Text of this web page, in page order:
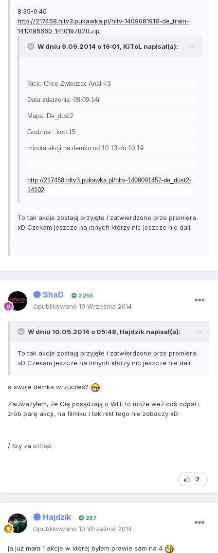
8:35-9:40
http://217458.hltv3.pukawka.pl/hltv-1409081918-de_train-
1410196680-1410197820.zip
W dniu 9.09.2014 o 16:01, KiToL napisał(a):
Nick: Chce Zwiedzac Anal <3
Data zdarzenia: 09.09.14r
Mapa: De_dust2
Godzina : koo 15
minuta akcji na demku od 10:13 do 10:19
http://217458.hltv3.pukawka.pl/hltv-1409091452-de_dust2-
14102
To tak akcje zostają przyjęte i zatwierdzone prze premiera
xD Czekam jeszcze na innych którzy nic jeszcze nie dali
ShaD 2 255
Opublikowano 10 Września 2014
W dniu 10.09.2014 o 05:48, Hajdzik napisał(a):
To tak akcje zostają przyjęte i zatwierdzone prze premiera
xD Czekam jeszcze na innych którzy nic jeszcze nie dali
a swoje demka wrzuciłeś?
Zauważyłem, że Cię posądzają o WH, to może weź coś odpal i
zrób parę akcji, na filmiku i tak nikt tego nie zobaczy xD
/ Sry za offtop.
2
Hajdzik 267
Opublikowano 10 Września 2014
ja już mam 1 akcje w której byłem prawie sam na 4